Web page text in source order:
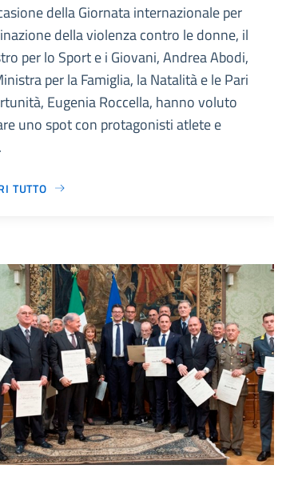
della Giornata internazionale per
della violenza contro le donne, il
per lo Sport e i Giovani, Andrea Abodi,
per la Famiglia, la Natalità e le Pari
Eugenia Roccella, hanno voluto
uno spot con protagonisti atlete e
TUTTO